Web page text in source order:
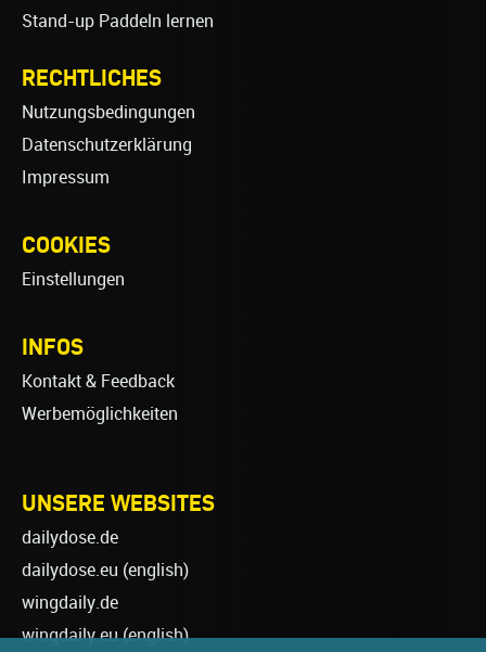
Stand-up Paddeln lernen
RECHTLICHES
Nutzungsbedingungen
Datenschutzerklärung
Impressum
COOKIES
Einstellungen
INFOS
Kontakt & Feedback
Werbemöglichkeiten
UNSERE WEBSITES
dailydose.de
dailydose.eu (english)
wingdaily.de
wingdaily.eu(english)